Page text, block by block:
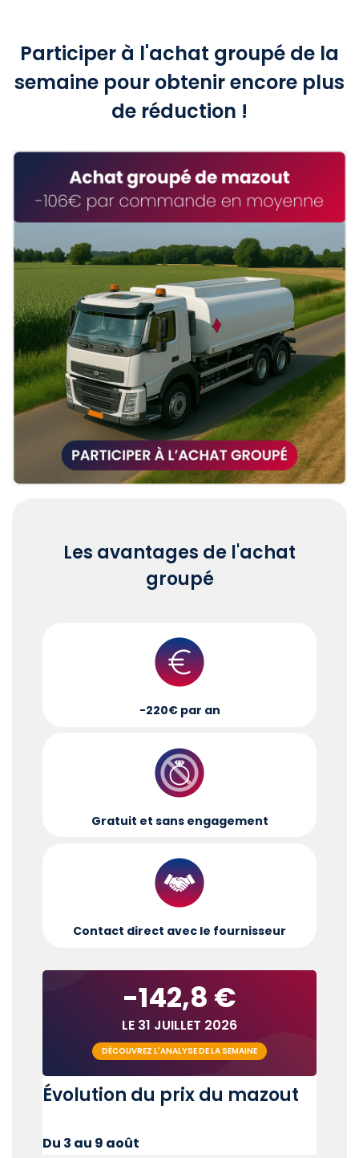
Participer à l'achat groupé de la
semaine pour obtenir encore plus
de réduction !
Les avantages de l'achat
groupé
-220€ par an
Gratuit et sans engagement
Contact direct avec le fournisseur
-142,8 €
LE 31 JUILLET 2026
DÉCOUVREZ L'ANALYSE DE LA SEMAINE
Évolution du prix du mazout
Du 3 au 9 août